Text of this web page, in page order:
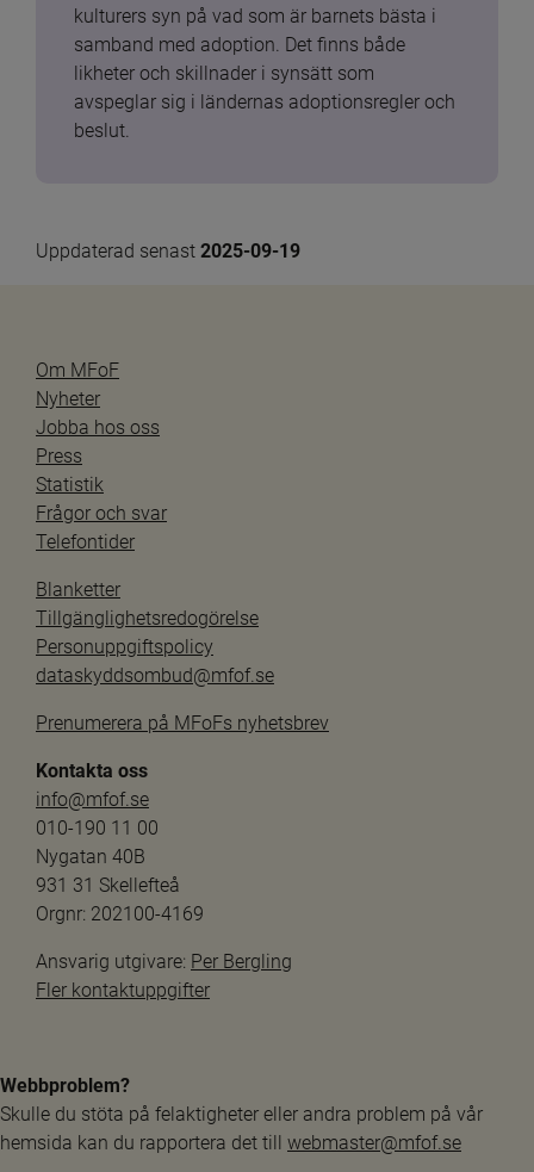
kulturers syn på vad som är barnets bästa i
samband med adoption. Det finns både
likheter och skillnader i synsätt som
avspeglar sig i ländernas adoptionsregler och
beslut.
Uppdaterad senast 2025-09-19
Om MFoF
Nyheter
Jobba hos oss
Press
Statistik
Frågor och svar
Telefontider
Blanketter
Tillgänglighetsredogörelse
Personuppgiftspolicy
dataskyddsombud@mfof.se
Prenumerera på MFoFs nyhetsbrev
Kontakta oss
info@mfof.se
010-190 11 00
Nygatan 40B
931 31 Skellefteå
Orgnr: 202100-4169
Ansvarig utgivare: Per Bergling
Fler kontaktuppgifter
Webbproblem?
Skulle du stöta på felaktigheter eller andra problem på vår
hemsida kan du rapportera det till webmaster@mfof.se